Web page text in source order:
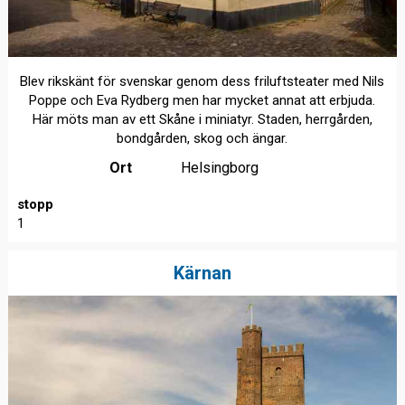
Blev rikskänt för svenskar genom dess friluftsteater med Nils
Poppe och Eva Rydberg men har mycket annat att erbjuda.
Här möts man av ett Skåne i miniatyr. Staden, herrgården,
bondgården, skog och ängar.
Ort Helsingborg
stopp
1
Kärnan